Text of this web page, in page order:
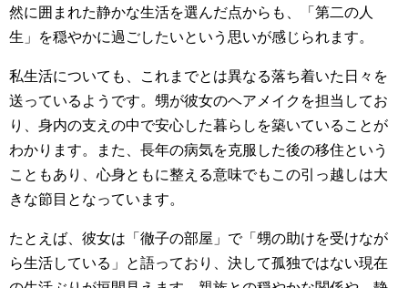
然に囲まれた静かな生活を選んだ点からも、「第二の人
生」を穏やかに過ごしたいという思いが感じられます。
私生活についても、これまでとは異なる落ち着いた日々を
送っているようです。甥が彼女のヘアメイクを担当してお
り、身内の支えの中で安心した暮らしを築いていることが
わかります。また、長年の病気を克服した後の移住という
こともあり、心身ともに整える意味でもこの引っ越しは大
きな節目となっています。
たとえば、彼女は「徹子の部屋」で「甥の助けを受けなが
ら生活している」と語っており、決して孤独ではない現在